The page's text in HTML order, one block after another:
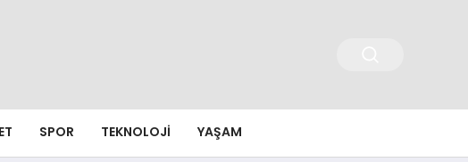
SPOR TEKNOLOJI YAŞAM